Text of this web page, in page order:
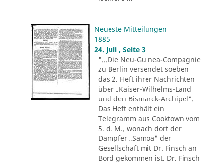
Neueste Mitteilungen
1885
24. Juli , Seite 3
"...Die Neu-Guinea-Compagnie
zu Berlin versendet soeben
das 2. Heft ihrer Nachrichten
über „Kaiser-Wilhelms-Land
und den Bismarck-Archipel".
Das Heft enthält ein
Telegramm aus Cooktown vom
5. d. M., wonach dort der
Dampfer „Samoa" der
Gesellschaft mit Dr. Finsch an
Bord gekommen ist. Dr. Finsch